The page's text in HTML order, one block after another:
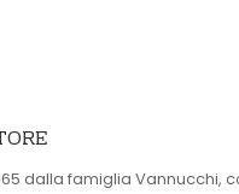
dalla famiglia Vannucchi,